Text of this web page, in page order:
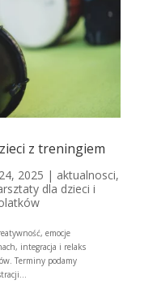
z treningiem
2025 | aktualnosci,
dla dzieci i
emocje
integracja i relaks
Terminy podamy